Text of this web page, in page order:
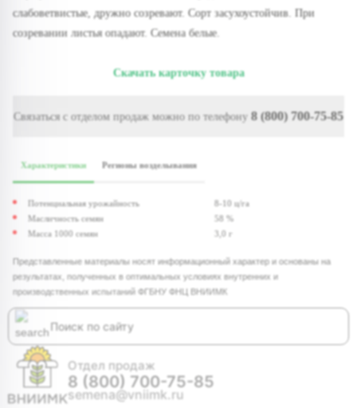
слабоветвистые, дружно созревают. Сорт засухоустойчив. При
созревании листья опадают. Семена белые.
Скачать карточку товара
Связаться с отделом продаж можно по телефону 8 (800) 700-75-85
Характеристики Регионы возделывания
Потенциальная урожайность
8-10 ц/га
Масличность семян
58 %
Масса 1000 семян
3,0 г
Представленные материалы носят информационный характер и основаны на
результатах, полученных в оптимальных условиях внутренних и
производственных испытаний ФГБНУ ФНЦ ВНИИМК
Отдел продаж
8 (800) 700-75-85
semena@vniimk.ru